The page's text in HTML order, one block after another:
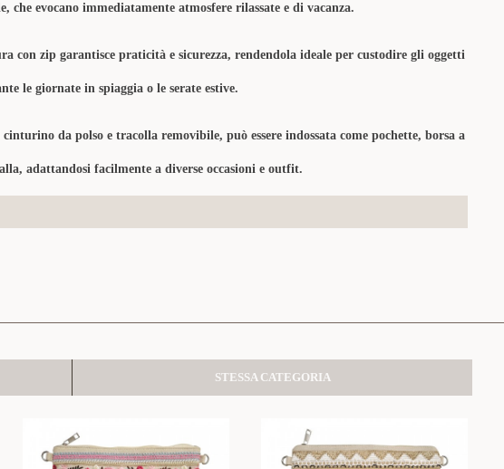
che evocano immediatamente atmosfere rilassate e di vacanza.
zip garantisce praticità e sicurezza, rendendola ideale per custodire gli oggetti
le giornate in spiaggia o le serate estive.
da polso e tracolla removibile, può essere indossata come pochette, borsa a
adattandosi facilmente a diverse occasioni e outfit.
STESSA CATEGORIA